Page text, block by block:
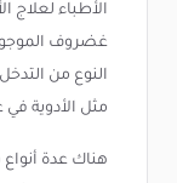
الأطباء لعلاج
غضروف
النوع من
مثل الأدوية
هناك عدة